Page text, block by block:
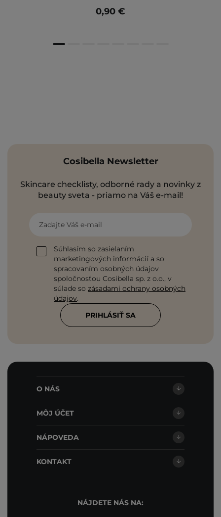
0,90 €
Cosibella Newsletter
Skincare checklisty, odborné rady a novinky z
beauty sveta - priamo na Váš e-mail!
Zadajte Váš e-mail
Súhlasím so zasielaním
marketingových informácií a so
spracovaním osobných údajov
spoločnosťou Cosibella sp. z o.o., v
súlade so zásadami ochrany osobných
údajov.
PRIHLÁSIŤ SA
O NÁS
MÔJ ÚČET
NÁPOVEDA
KONTAKT
NÁJDETE NÁS NA: